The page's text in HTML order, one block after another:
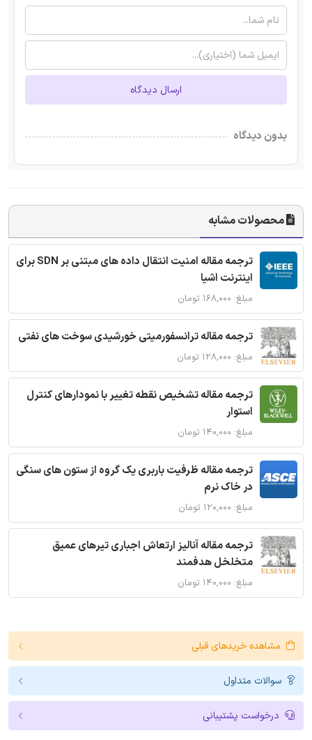
ارسال دیدگاه
بدون دیدگاه
محصولات مشابه
ترجمه مقاله امنیت انتقال داده های مبتنی بر SDN برای
اینترنت اشیا
مبلغ: ۱۶۸,۰۰۰ تومان
ترجمه مقاله ترانسفورمیتی خورشیدی سوخت های نفتی
مبلغ: ۱۲۸,۰۰۰ تومان
ترجمه مقاله تشخیص نقطه تغییر با نمودارهای کنترل
استوار
مبلغ: ۱۴۰,۰۰۰ تومان
ترجمه مقاله ظرفیت باربری یک گروه از ستون های سنگی
در خاک نرم
مبلغ: ۱۲۰,۰۰۰ تومان
ترجمه مقاله آنالیز ارتعاش اجباری تیرهای عمیق
متخلخل هدفمند
مبلغ: ۱۴۰,۰۰۰ تومان
مشاهده خریدهای قبلی
سوالات متداول
درخواست پشتیبانی